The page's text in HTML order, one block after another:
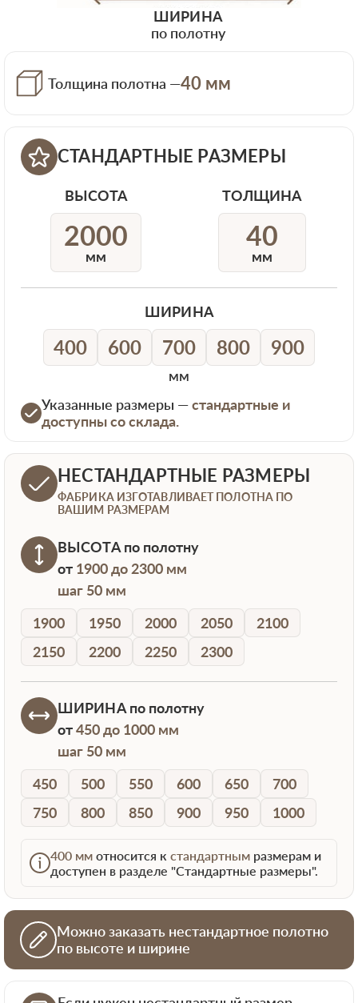
ШИРИНА
по полотну
Толщина полотна —40 мм
СТАНДАРТНЫЕ РАЗМЕРЫ
ВЫСОТА
2000
мм
ШИРИНА
400 600 700 800 900
мм
ТОЛЩИНА
40
мм
Указанные размеры —стандартные и
доступны со склада.
НЕСТАНДАРТНЫЕ РАЗМЕРЫ
ФАБРИКА ИЗГОТАВЛИВАЕТ ПОЛОТНА ПО
ВАШИМ РАЗМЕРАМ
ВЫСОТАпо полотну
от 1900 до 2300 мм
шаг 50 мм
1900
1950 2000 2050
2100
2150
2200 2250 2300
ШИРИНАпо полотну
от450 до 1000 мм
шаг 50 мм
450
500 550 600 650
700
750
800 850 900 950 1000
400 мм относится к стандартным размерам и
доступен в разделе "Стандартные размеры".
Можно заказать нестандартное полотно
по высоте и ширине